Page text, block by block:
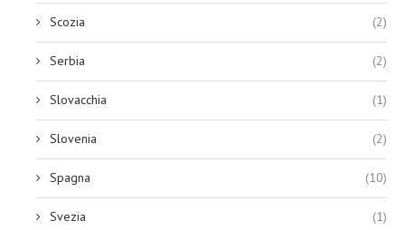
Scozia (2)
Serbia (2)
Slovacchia (1)
Slovenia (2)
Spagna (10)
Svezia (1)